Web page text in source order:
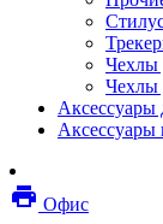
Чехлы
Чехлы
Аксессуары
Аксессуары
local_printshop Офис